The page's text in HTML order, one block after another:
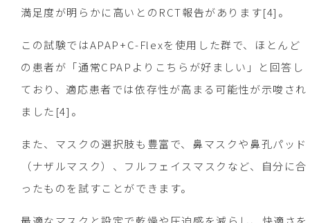
満足度が明らかに高いとのRCT報告があります[4]。
この試験ではAPAP+C-Flexを使用した群で、ほとんど
の患者が「通常CPAPよりこちらが好ましい」と回答し
ており、適応患者では依存性が高まる可能性が示唆され
ました[4]。
また、マスクの選択肢も豊富で、鼻マスクや鼻孔パッド
（ナザルマスク）、フルフェイスマスクなど、自分に合
ったものを試すことができます。